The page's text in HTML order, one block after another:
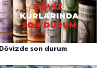
Dövizde son durum